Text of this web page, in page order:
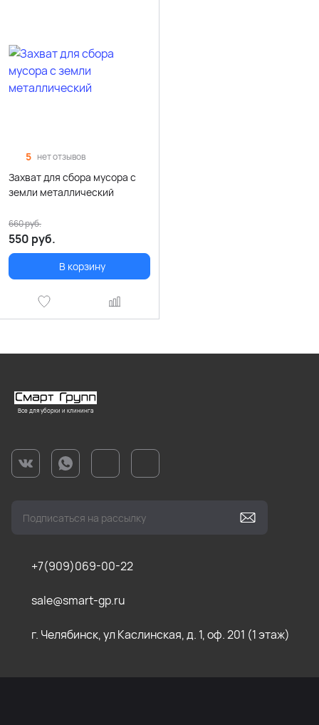
5 нет отзывов
Захват для сбора мусора с
земли металлический
550 руб.
660руб.
В корзину
Все для уборки и клининга
+7(909)069-00-22
sale@smart-gp.ru
г. Челябинск, ул Каслинская, д. 1, оф. 201 (1 этаж)